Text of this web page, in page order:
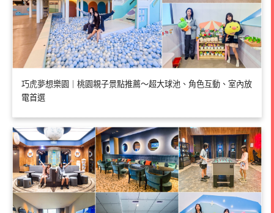
巧虎夢想樂園｜桃園親子景點推薦～超大球池、角色互動、室內放
電首選